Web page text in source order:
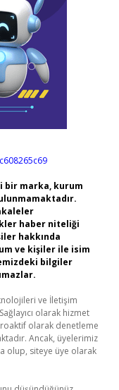
bir marka, kurum
haber niteliği
hakkında
ve kişiler ile isim
bilgiler
ve İletişim
olarak hizmet
olarak denetleme
Ancak, üyelerimiz
olup, siteye üye olarak